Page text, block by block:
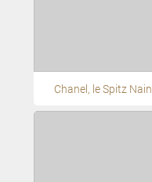
Chanel, le Spitz Nain